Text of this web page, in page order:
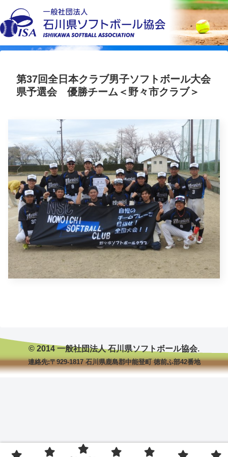
第37回全日本クラブ男子ソフトボール大会
県予選会 優勝チーム＜野々市クラブ＞
© 2014 一般社団法人 石川県ソフトボール協会.
連絡先:〒929-1817 石川県鹿島郡中能登町 徳前ふ部42番地